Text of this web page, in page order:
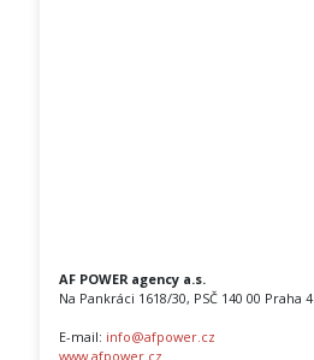
AF POWER agency a.s.
Na Pankráci 1618/30, PSČ 140 00 Praha 4
E-mail: info@afpower.cz
www.afpower.cz